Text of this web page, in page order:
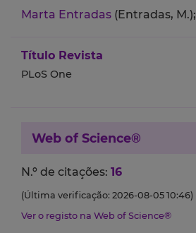
Marta Entradas (Entradas, M.);
Título Revista
PLoS One
Web of Science®
N.º de citações: 16
(Última verificação: 2026-08-05 10:46)
Ver o registo na Web of Science®